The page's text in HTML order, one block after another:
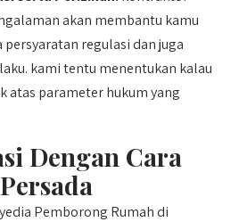
akan membantu kamu
regulasi dan juga
kami tentu menentukan kalau
atas parameter hukum yang
Dengan Cara
Pemborong Rumah di